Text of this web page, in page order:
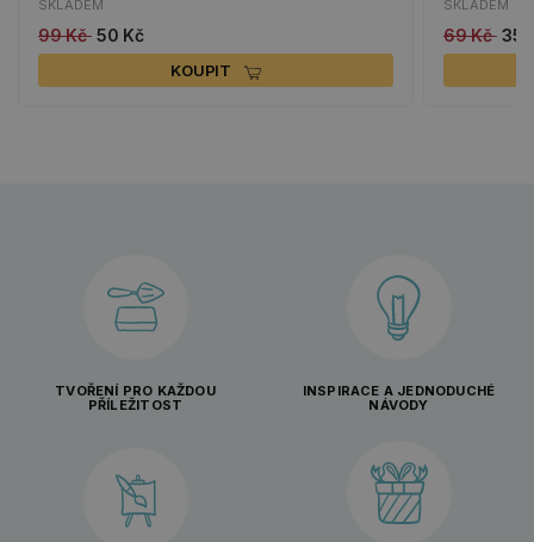
SKLADEM
99 Kč 50 Kč
KOUPIT
SKLADEM
69 Kč 35
TVOŘENÍ PRO KAŽDOU
PŘÍLEŽITOST
INSPIRACE A JEDNODUCHÉ
NÁVODY